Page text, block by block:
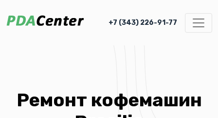
+7 (343) 226-91-77
Ремонт кофемашин